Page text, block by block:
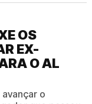
OS
EX-
O AL
o